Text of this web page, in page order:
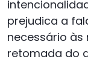
prejudica a
necessário às
retomada do